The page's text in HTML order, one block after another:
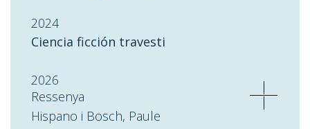
2024
Ciencia ficción travesti
2026
Ressenya
Hispano i Bosch, Paule